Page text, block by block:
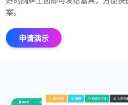
案。
申请演示